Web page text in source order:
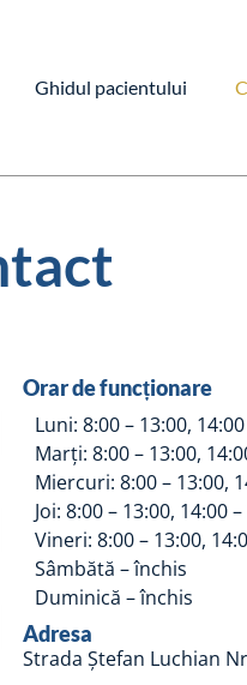
Ghidul pacientului
Orar de funcționare
Luni: 8:00 – 13:00,
Marți: 8:00 – 13:00,
Miercuri: 8:00 – 13:00,
Joi: 8:00 – 13:00, 14:00
Vineri: 8:00 – 13:00,
Sâmbătă – închis
Duminică – închis
Adresa
Strada Ștefan Luchian